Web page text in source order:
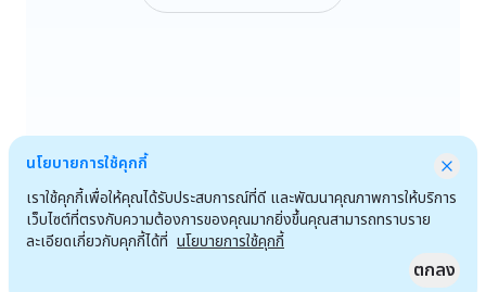
นโยบายการใช้คุกกี้
เราใช้คุกกี้เพื่อให้คุณได้รับประสบการณ์ที่ดี และพัฒนาคุณภาพการให้บริการ
เว็บไซต์ที่ตรงกับความต้องการของคุณมากยิ่งขึ้นคุณสามารถทราบราย
ละเอียดเกี่ยวกับคุกกี้ได้ที่ นโยบายการใช้คุกกี้
ตกลง